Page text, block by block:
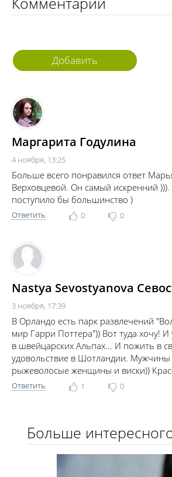
Добавить
Маргарита Годулина
4 ноября, 13:25
Больше всего понравился ответ
Верховцевой. Он самый искренний
поступило бы большинство )
Ответить 0 0
Nastya Sevostyanova
3 ноября, 17:39
В Орландо есть парк развлечений
мир Гарри Поттера")) Вот туда хочу!
в швейцарских Альпах... И пожить в
удовольствие в Шотландии. Мужчины
рыжеволосые женщины и виски))
Ответить 1 0
Больше